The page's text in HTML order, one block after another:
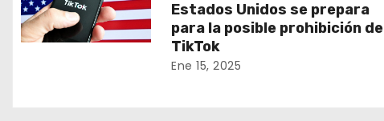
Estados Unidos se prepara
para la posible prohibición de
TikTok
Ene 15, 2025